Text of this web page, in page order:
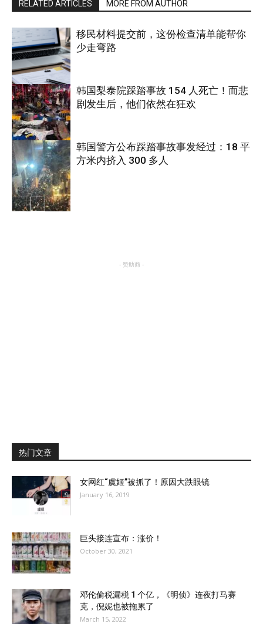
RELATED ARTICLES MORE FROM AUTHOR
国际
移民材料提交前，这份检查清单能帮你
少走弯路
国际
韩国梨泰院踩踏事故 154 人死亡！而悲
剧发生后，他们依然在狂欢
韩国警方公布踩踏事故事发经过：18 平
方米内挤入 300 多人
- 赞助商 -
热门文章
女网红“虞姬”被抓了！原因大跌眼镜
January 16, 2019
巨头接连宣布：涨价！
October 30, 2021
邓伦偷税漏税 1 个亿，《明侦》连夜打马赛
克，倪妮也被拖累了
March 15, 2022